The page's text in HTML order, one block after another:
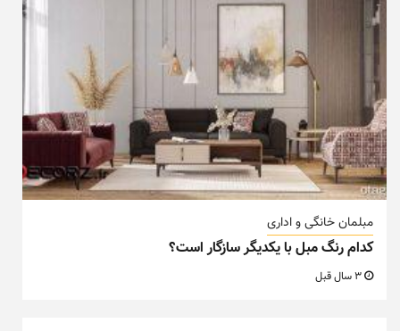
مبلمان خانگی و اداری
کدام رنگ مبل با یکدیگر سازگار است؟